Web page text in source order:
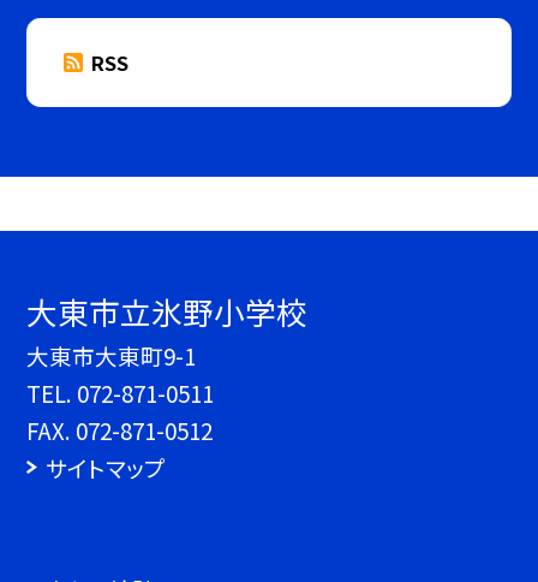
RSS
大東市立氷野小学校
大東市大東町9-1
TEL. 072-871-0511
FAX. 072-871-0512
サイトマップ